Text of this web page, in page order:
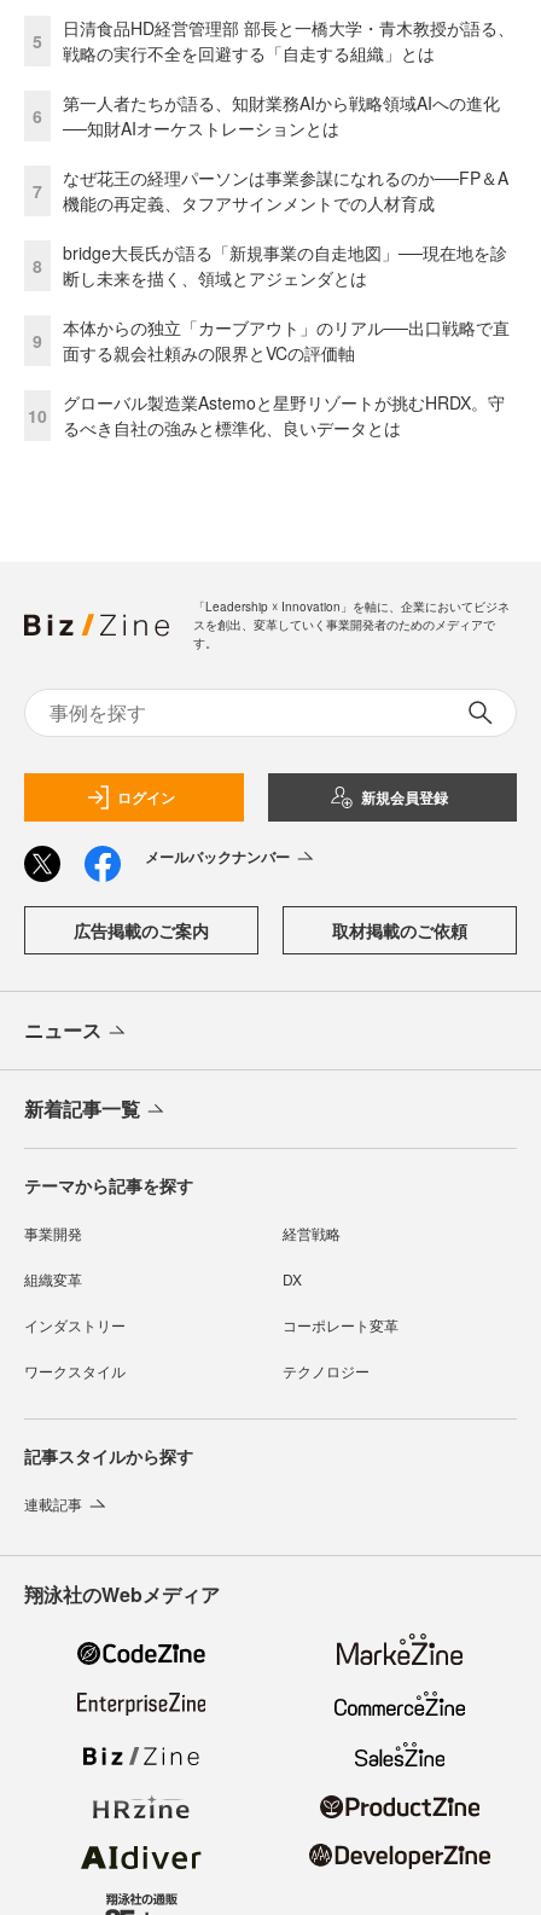
5
日清食品HD経営管理部 部長と一橋大学・青木教授が語る、
戦略の実行不全を回避する「自走する組織」とは
6
第一人者たちが語る、知財業務AIから戦略領域AIへの進化
──知財AIオーケストレーションとは
7
なぜ花王の経理パーソンは事業参謀になれるのか──FP＆A
機能の再定義、タフアサインメントでの人材育成
8
bridge大長氏が語る「新規事業の自走地図」──現在地を診
断し未来を描く、領域とアジェンダとは
9
本体からの独立「カーブアウト」のリアル──出口戦略で直
面する親会社頼みの限界とVCの評価軸
10
グローバル製造業Astemoと星野リゾートが挑むHRDX。守
るべき自社の強みと標準化、良いデータとは
「Leadership ☓ Innovation」を軸に、企業においてビジネ
スを創出、変革していく事業開発者のためのメディアで
す。
ログイン 新規会員登録
メールバックナンバー
広告掲載のご案内 取材掲載のご依頼
ニュース
新着記事一覧
テーマから記事を探す
事業開発 経営戦略
組織変革 DX
インダストリー コーポレート変革
ワークスタイル テクノロジー
記事スタイルから探す
連載記事
翔泳社のWebメディア